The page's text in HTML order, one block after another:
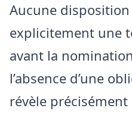
Aucune
explicitement une
avant la
l’absence d’une
révèle